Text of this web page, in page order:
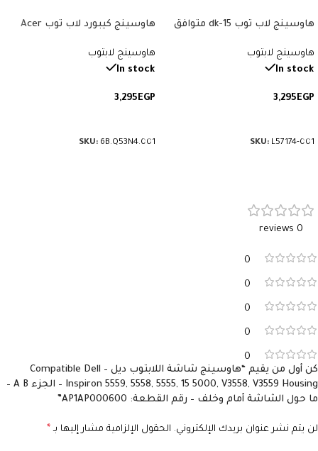
هاوسينج لاب توب 15-dk متوافق
الهاوسينج يشمل الجزء الأمامي
L57174-001.
هاوسينج لابتوب
In stock
3,295EGP
SKU: L57174-001
هاوسينج كيبورد لاب توب Acer
AN515-51، Predator Helios 300
G3-571. رقم القطعة:
هاوسينج لابتوب
In stock
3,295EGP
SKU: 6B.Q53N4.001
0 reviews
0
0
0
0
0
كن أول من يقيم “هاوسينج شاشة اللابتوب ديل – Compatible Dell
Inspiron 5559, 5558, 5555, 15 5000, V3558, V3559 Housing – الجزء A B –
ما حول الشاشة أمام وخلف – رقم القطعة: AP1AP000600”
لن يتم نشر عنوان بريدك الإلكتروني. الحقول الإلزامية مشار إليها بـ *